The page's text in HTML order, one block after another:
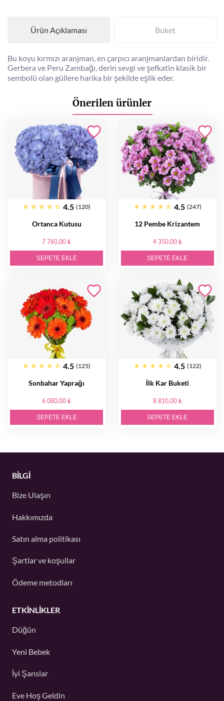
Ürün Açıklaması Buket
Bu koyu kırmızı aranjman, en çarpıcı aranjmanlardan biridir.
Gerbera ve Peru Zambağı, derin sevgi ve şefkatin klasik bir
sembolü olan güllere harika bir şekilde eşlik eder.
Önerilen ürünler
4.5 (120)
Ortanca Kutusu
7 760.00 ₺
SEPETE EKLE
4.5 (247)
12 Pembe Krizantem
4 350.00 ₺
SEPETE EKLE
4.5 (125)
Sonbahar Yaprağı
6 080.00 ₺
SEPETE EKLE
4.5 (122)
İlk Kar Buketi
8 810.00 ₺
SEPETE EKLE
BİLGİ
Bize Ulaşın
Hakkımızda
Satın alma politikası
Şartlar ve koşullar
Ödeme metodları
ETKINLIKLER
Düğün
Yeni Bebek
İyi Şanslar
Eve Hoş Geldin